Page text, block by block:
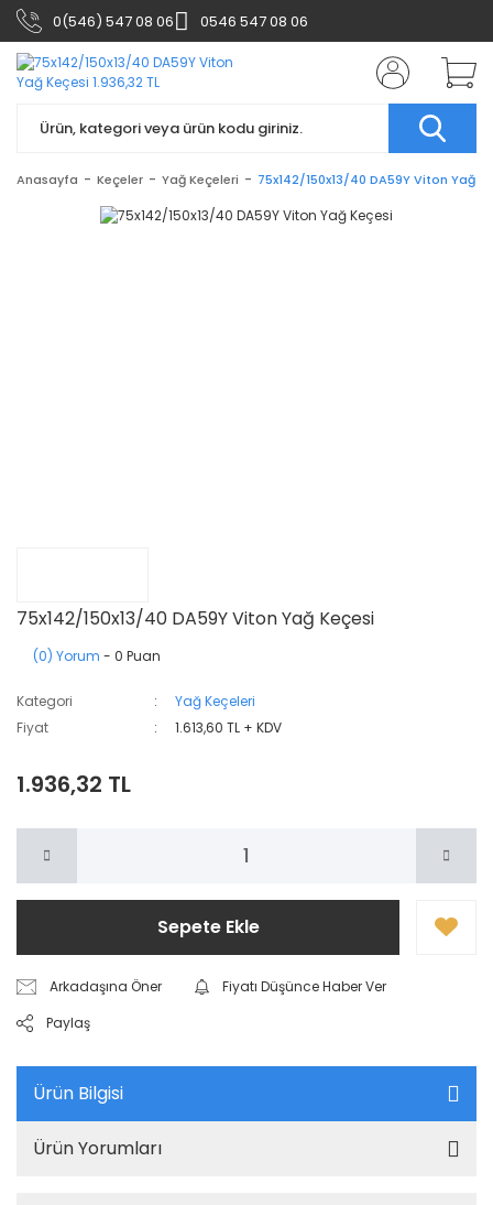
0(546) 547 08 06 0546 547 08 06
Anasayfa Keçeler Yağ Keçeleri 75x142/150x13/40 DA59Y Viton Yağ
75x142/150x13/40 DA59Y Viton Yağ Keçesi
(0) Yorum - 0 Puan
Kategori
Yağ Keçeleri
Fiyat
1.613,60 TL + KDV
1.936,32 TL
Sepete Ekle
Arkadaşına Öner
Fiyatı Düşünce Haber Ver
Paylaş
Ürün Bilgisi
Ürün Yorumları